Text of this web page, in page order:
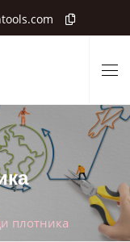
плотника